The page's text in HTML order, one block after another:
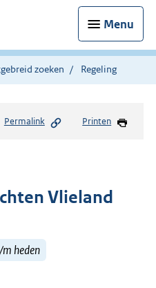
Menu
zoeken Regeling
Permalink Printen
Vlieland
heden